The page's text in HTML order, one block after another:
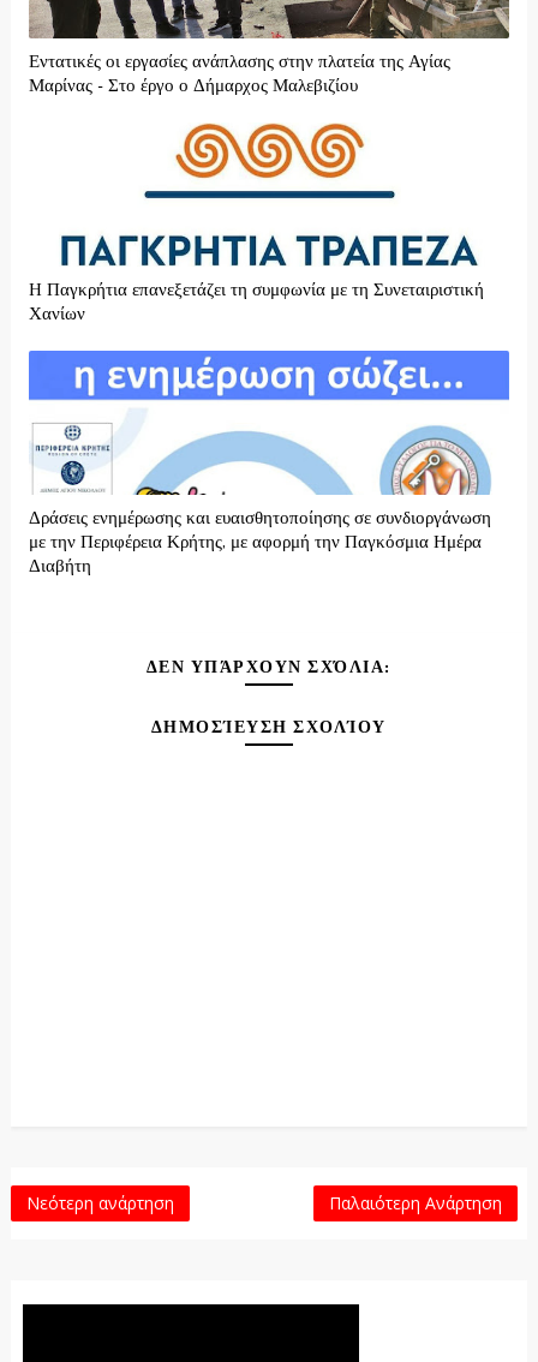
Εντατικές οι εργασίες ανάπλασης στην πλατεία της Αγίας
Μαρίνας - Στο έργο ο Δήμαρχος Μαλεβιζίου
H Παγκρήτια επανεξετάζει τη συμφωνία με τη Συνεταιριστική
Χανίων
Δράσεις ενημέρωσης και ευαισθητοποίησης σε συνδιοργάνωση
με την Περιφέρεια Κρήτης, με αφορμή την Παγκόσμια Ημέρα
Διαβήτη
ΔΕΝ ΥΠΆΡΧΟΥΝ ΣΧΌΛΙΑ:
ΔΗΜΟΣΊΕΥΣΗ ΣΧΟΛΊΟΥ
Νεότερη ανάρτηση Παλαιότερη Ανάρτηση